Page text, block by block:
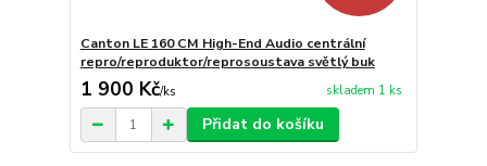
Canton LE 160 CM High-End Audio centrální
repro/reproduktor/reprosoustava světlý buk
1 900 Kč/ks skladem 1 ks
Přidat do košíku